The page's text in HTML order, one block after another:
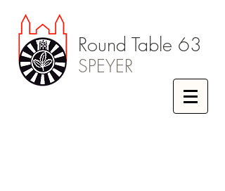
Round Table 63
SPEYER